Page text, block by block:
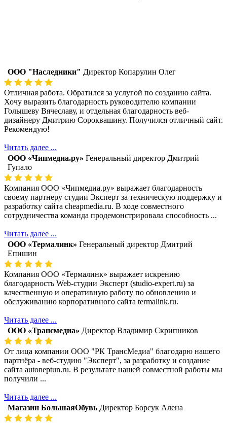
ООО "Наследники" Директор Копарулин Олег
Отличная работа. Обратился за услугой по созданию сайта.
Хочу выразить благодарность руководителю компании
Голышеву Вячеславу, и отдельная благодарность веб-
дизайнеру Дмитрию Сороквашину. Получился отличный сайт.
Рекомендую!
Читать далее ...
ООО «Чипмедиа.ру» Генеральный директор Дмитрий
Гупало
Компания ООО «Чипмедиа.ру» выражает благодарность
своему партнеру студии Эксперт за техническую поддержку и
разработку сайта cheapmedia.ru. В ходе совместного
сотрудничества команда продемонстрировала способность ...
Читать далее ...
ООО «Термалинк» Генеральный директор Дмитрий
Епишин
Компания ООО «Термалинк» выражает искрению
благодарность Web-студии Эксперт (studio-expert.ru) за
качественную и оперативную работу по обновлению и
обслуживанию корпоративного сайта termalink.ru.
Читать далее ...
ООО «Трансмедиа» Директор Владимир Скрипников
От лица компании ООО "РК ТрансМедиа" благодарю нашего
партнёра - веб-студию "Эксперт", за разработку и создание
сайта autoneptun.ru. В результате нашей совместной работы мы
получили ...
Читать далее ...
Магазин БольшаяОбувь Директор Борсук Алена